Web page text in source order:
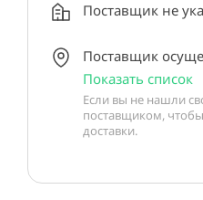
Поставщик не
Поставщик
Показать список
Если вы не нашли
поставщиком,
доставки.